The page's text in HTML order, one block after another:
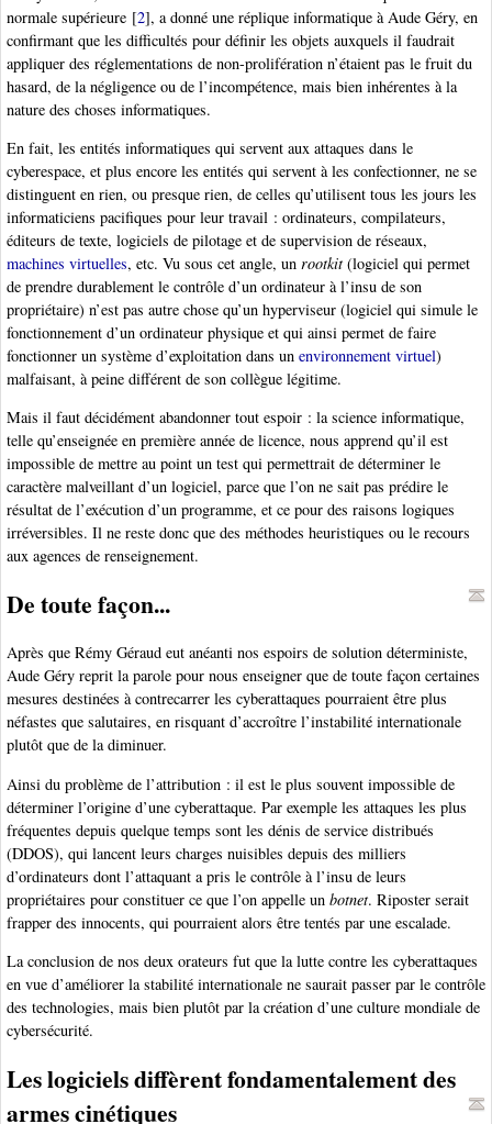
normale supérieure [2], a donné une réplique informatique à Aude Géry, en
confirmant que les difficultés pour définir les objets auxquels il faudrait
appliquer des réglementations de non-prolifération n’étaient pas le fruit du
hasard, de la négligence ou de l’incompétence, mais bien inhérentes à la
nature des choses informatiques.
En fait, les entités informatiques qui servent aux attaques dans le
cyberespace, et plus encore les entités qui servent à les confectionner, ne se
distinguent en rien, ou presque rien, de celles qu’utilisent tous les jours les
informaticiens pacifiques pour leur travail : ordinateurs, compilateurs,
éditeurs de texte, logiciels de pilotage et de supervision de réseaux,
machines virtuelles, etc. Vu sous cet angle, un rootkit(logiciel qui permet
de prendre durablement le contrôle d’un ordinateur à l’insu de son
propriétaire) n’est pas autre chose qu’un hyperviseur (logiciel qui simule le
fonctionnement d’un ordinateur physique et qui ainsi permet de faire
fonctionner un système d’exploitation dans un environnement virtuel)
malfaisant, à peine différent de son collègue légitime.
Mais il faut décidément abandonner tout espoir : la science informatique,
telle qu’enseignée en première année de licence, nous apprend qu’il est
impossible de mettre au point un test qui permettrait de déterminer le
caractère malveillant d’un logiciel, parce que l’on ne sait pas prédire le
résultat de l’exécution d’un programme, et ce pour des raisons logiques
irréversibles. Il ne reste donc que des méthodes heuristiques ou le recours
aux agences de renseignement.
De toute façon...
Après que Rémy Géraud eut anéanti nos espoirs de solution déterministe,
Aude Géry reprit la parole pour nous enseigner que de toute façon certaines
mesures destinées à contrecarrer les cyberattaques pourraient être plus
néfastes que salutaires, en risquant d’accroître l’instabilité internationale
plutôt que de la diminuer.
Ainsi du problème de l’attribution : il est le plus souvent impossible de
déterminer l’origine d’une cyberattaque. Par exemple les attaques les plus
fréquentes depuis quelque temps sont les dénis de service distribués
(DDOS), qui lancent leurs charges nuisibles depuis des milliers
d’ordinateurs dont l’attaquant a pris le contrôle à l’insu de leurs
propriétaires pour constituer ce que l’on appelle un botnet. Riposter serait
frapper des innocents, qui pourraient alors être tentés par une escalade.
La conclusion de nos deux orateurs fut que la lutte contre les cyberattaques
en vue d’améliorer la stabilité internationale ne saurait passer par le contrôle
des technologies, mais bien plutôt par la création d’une culture mondiale de
cybersécurité.
Les logiciels diffèrent fondamentalement des
armes cinétiques